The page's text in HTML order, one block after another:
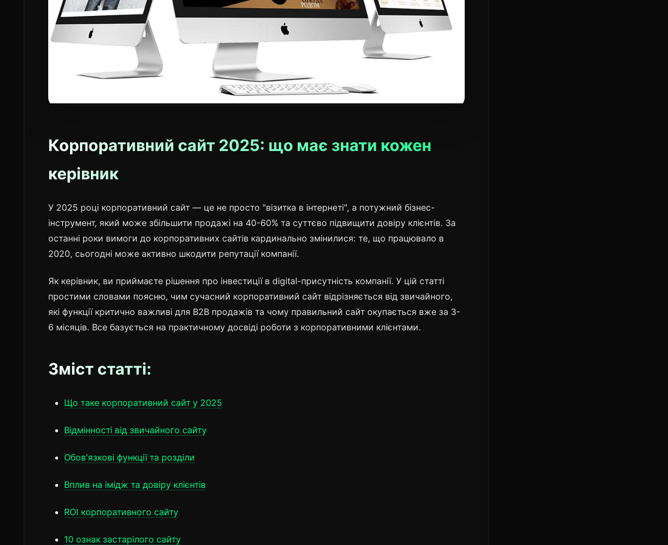
Корпоративний сайт 2025: що має знати кожен
керівник
У 2025 році корпоративний сайт — це не просто "візитка в інтернеті", а потужний бізнес-
інструмент, який може збільшити продажі на 40-60% та суттєво підвищити довіру клієнтів. За
останні роки вимоги до корпоративних сайтів кардинально змінилися: те, що працювало в
2020, сьогодні може активно шкодити репутації компанії.
Як керівник, ви приймаєте рішення про інвестиції в digital-присутність компанії. У цій статті
простими словами поясню, чим сучасний корпоративний сайт відрізняється від звичайного,
які функції критично важливі для B2B продажів та чому правильний сайт окупається вже за 3-
6 місяців. Все базується на практичному досвіді роботи з корпоративними клієнтами.
Зміст статті:
Що таке корпоративний сайт у 2025
Відмінності від звичайного сайту
Обов'язкові функції та розділи
Вплив на імідж та довіру клієнтів
ROI корпоративного сайту
10 ознак застарілого сайту